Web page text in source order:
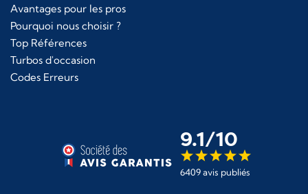
Avantages pour les pros
Pourquoi nous choisir ?
Top Références
Turbos d'occasion
Codes Erreurs
9.1/10
6409 avis publiés